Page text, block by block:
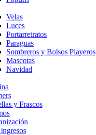
Velas
Luces
Portarretratos
Paraguas
Sombreros y Bolsos Playeros
Mascotas
Navidad
y Frascos